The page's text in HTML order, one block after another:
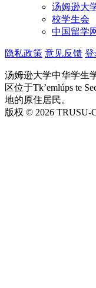
汤姆逊大
校学生会
中国留学
隐私政策 意见反馈 登
汤姆逊大学中华学生
区位于Tk’emlúps te
地的原住居民。
版权 © 2026 TRUSU-